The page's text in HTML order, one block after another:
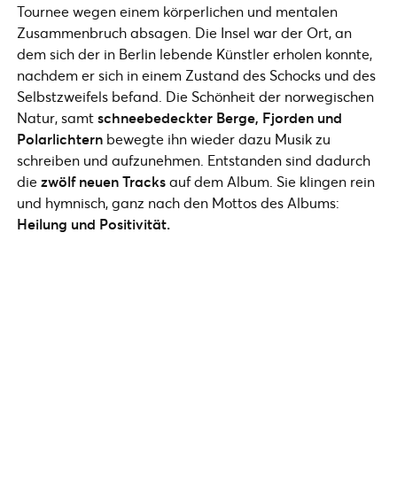
Tournee wegen einem körperlichen und mentalen
Zusammenbruch absagen. Die Insel war der Ort, an
dem sich der in Berlin lebende Künstler erholen konnte,
nachdem er sich in einem Zustand des Schocks und des
Selbstzweifels befand. Die Schönheit der norwegischen
Natur, samtschneebedeckter Berge, Fjorden und
Polarlichtern bewegte ihn wieder dazu Musik zu
schreiben und aufzunehmen. Entstanden sind dadurch
diezwölf neuen Tracksauf dem Album. Sie klingen rein
und hymnisch, ganz nach den Mottos des Albums:
Heilung und Positivität.